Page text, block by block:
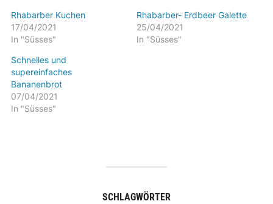
Rhabarber Kuchen
17/04/2021
In "Süsses"
Rhabarber- Erdbeer Galette
25/04/2021
In "Süsses"
Schnelles und
supereinfaches
Bananenbrot
07/04/2021
In "Süsses"
SCHLAGWÖRTER